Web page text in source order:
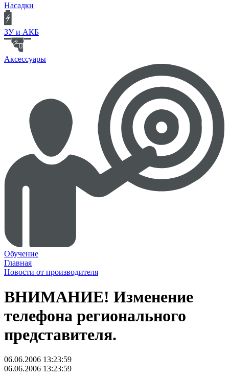
Насадки
ЗУ и АКБ
Аксессуары
Обучение
Главная
Новости от производителя
ВНИМАНИЕ! Изменение
телефона регионального
представителя.
06.06.2006 13:23:59
06.06.2006 13:23:59